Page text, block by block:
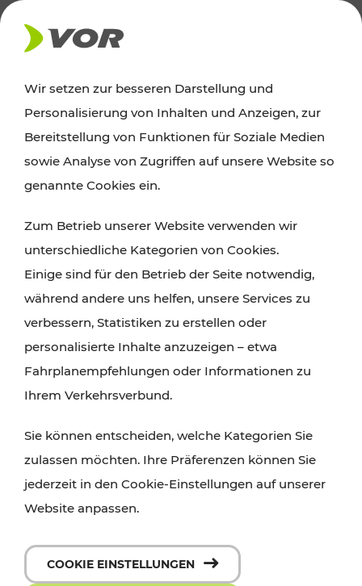
AKTUELLES
Ausflugstipps
Wien, Niederösterreich und das Burgenland
Wanderungen, Kultur und Gastronomie,
Radtouren oder purer Naturgenuss – viele
Attraktionen sind mit den Ticket- und Fahrplan-
Angeboten des VOR gut und schnell erreichbar.
Wir setzen zur besseren Darstellung und
Personalisierung von Inhalten und Anzeigen, zur
Bereitstellung von Funktionen für Soziale Medien
sowie Analyse von Zugriffen auf unsere Website so
genannte Cookies ein.
Zum Betrieb unserer Website verwenden wir
unterschiedliche Kategorien von Cookies.
Einige sind für den Betrieb der Seite notwendig,
während andere uns helfen, unsere Services zu
verbessern, Statistiken zu erstellen oder
personalisierte Inhalte anzuzeigen – etwa
Fahrplanempfehlungen oder Informationen zu
Ihrem Verkehrsverbund.
Sie können entscheiden, welche Kategorien Sie
zulassen möchten. Ihre Präferenzen können Sie
jederzeit in den Cookie-Einstellungen auf unserer
Website anpassen.
COOKIE EINSTELLUNGEN